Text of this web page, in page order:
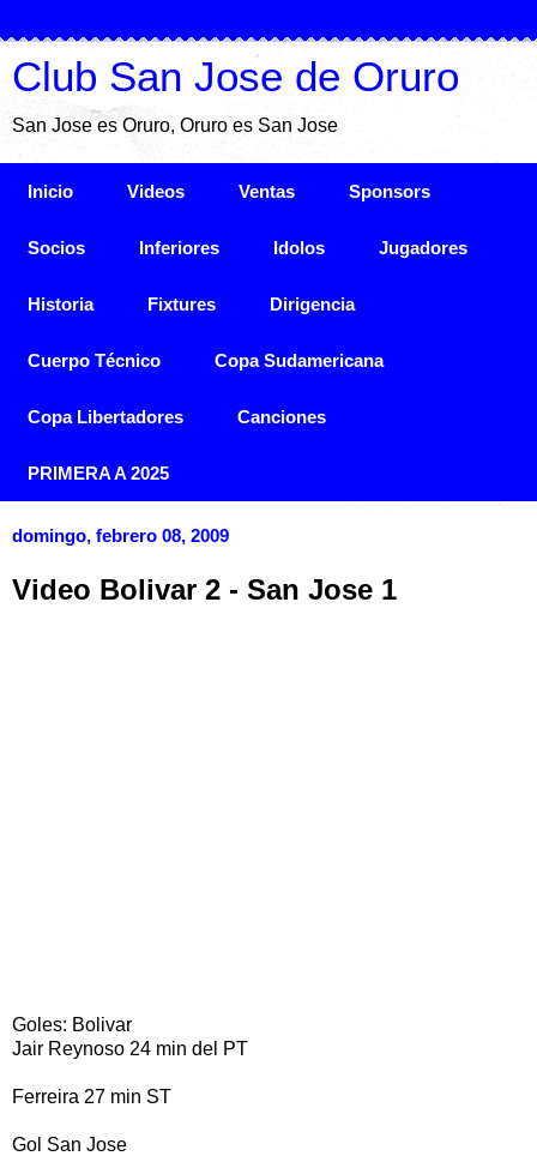
Club San Jose de Oruro
San Jose es Oruro, Oruro es San Jose
Inicio Videos Ventas Sponsors
Socios Inferiores Idolos Jugadores
Historia Fixtures Dirigencia
Cuerpo Técnico Copa Sudamericana
Copa Libertadores Canciones
PRIMERA A 2025
domingo, febrero 08, 2009
Video Bolivar 2 - San Jose 1
Goles: Bolivar
Jair Reynoso 24 min del PT
Ferreira 27 min ST
Gol San Jose